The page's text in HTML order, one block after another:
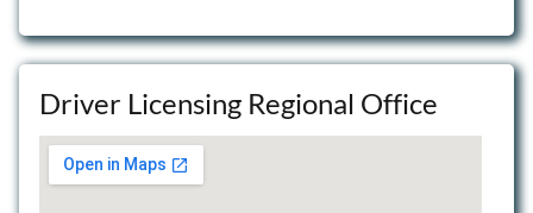
Driver Licensing Regional Office